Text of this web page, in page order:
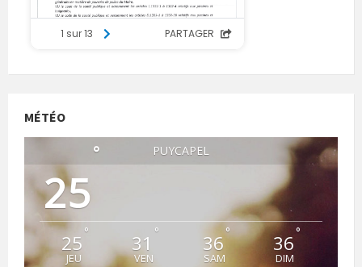
MÉTÉO
PUYCAPEL
25
°
25 °
JEU
31 °
VEN
36°
SAM
36°
DIM